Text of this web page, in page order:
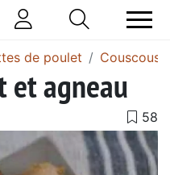
de poulet Couscous
et agneau